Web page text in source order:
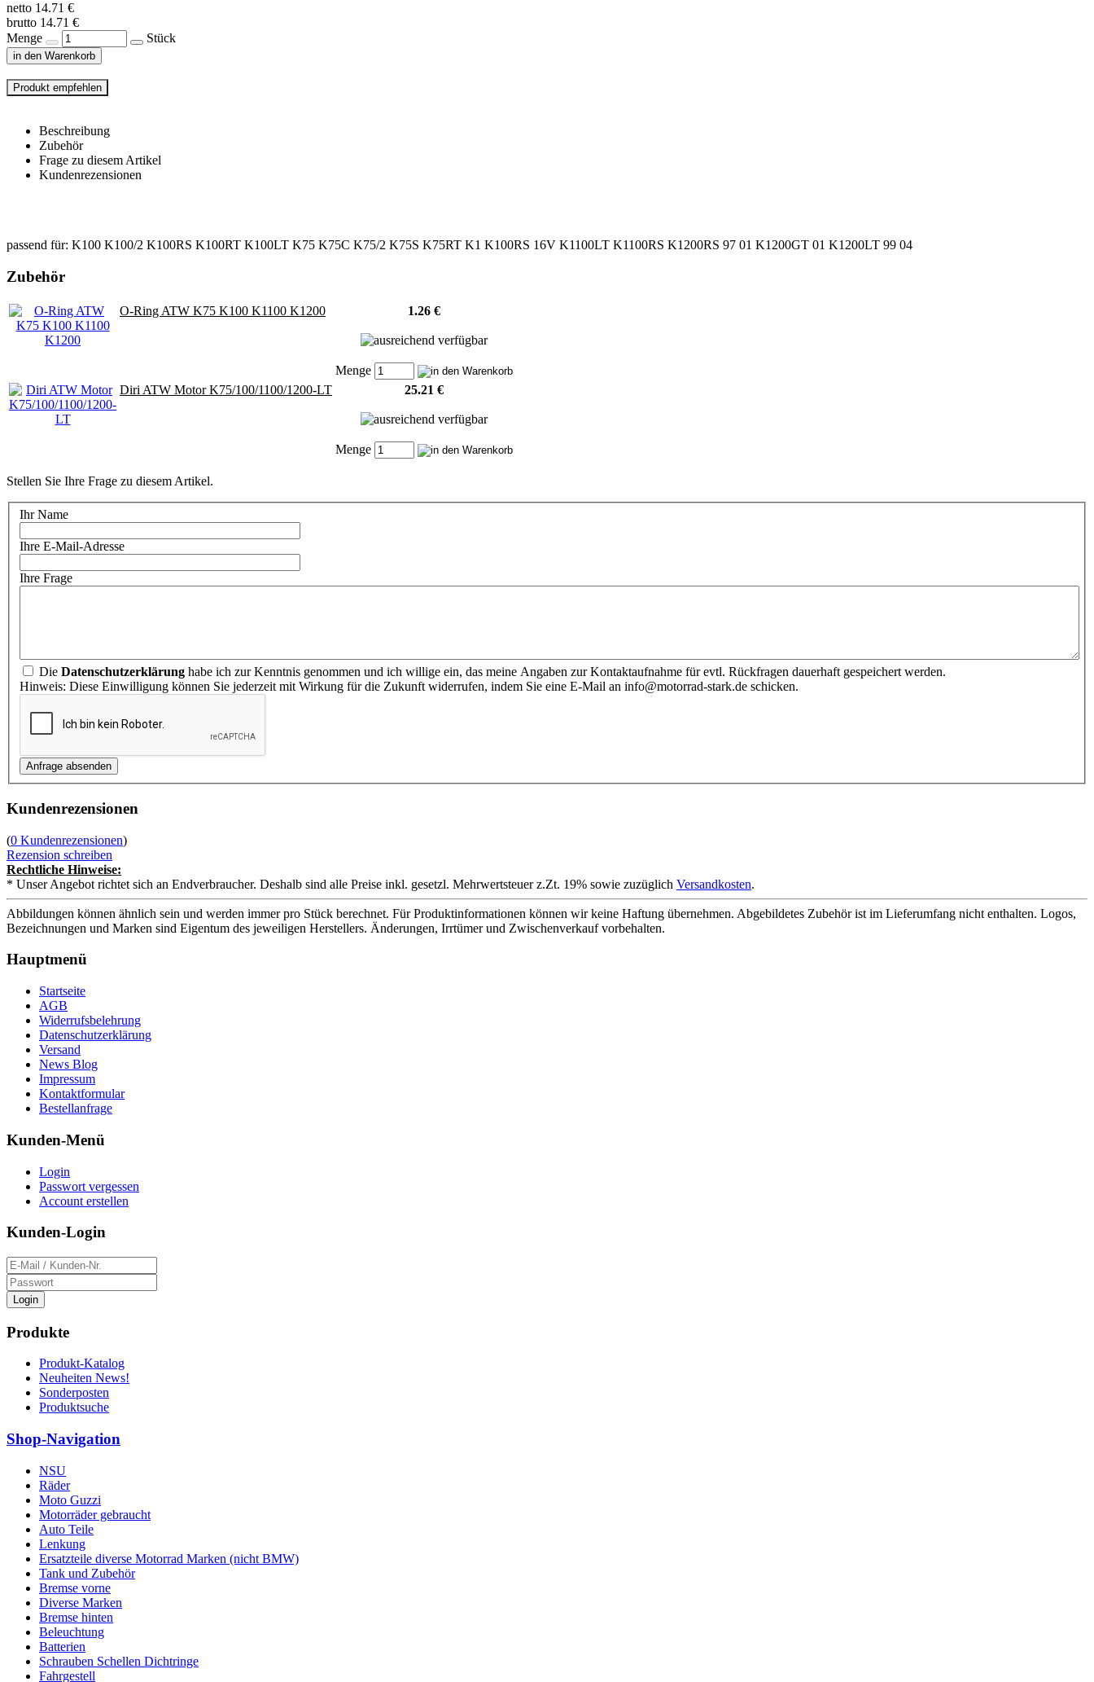
netto 14.71 €
brutto 14.71 €
Menge
Stück
in den Warenkorb
Beschreibung
Zubehör
Frage zu diesem Artikel
Kundenrezensionen
passend für: K100 K100/2 K100RS K100RT K100LT K75 K75C K75/2 K75S K75RT K1 K100RS 16V K1100LT K1100RS K1200RS 97 01 K1200GT 01 K1200LT 99 04
Zubehör
O-Ring ATW K75 K100 K1100 K1200 1.26 €
Menge
Diri ATW Motor K75/100/1100/1200-LT
25.21 €
Menge
Stellen Sie Ihre Frage zu diesem Artikel.
Ihr Name
Ihre E-Mail-Adresse
Ihre Frage
Die Datenschutzerklärung habe ich zur Kenntnis genommen und ich willige ein, das meine Angaben zur Kontaktaufnahme für evtl. Rückfragen dauerhaft gespeichert werden.
Hinweis: Diese Einwilligung können Sie jederzeit mit Wirkung für die Zukunft widerrufen, indem Sie eine E-Mail an info@motorrad-stark.de schicken.
Kundenrezensionen
(0 Kundenrezensionen)
Rezension schreiben
Rechtliche Hinweise:
* Unser Angebot richtet sich an Endverbraucher. Deshalb sind alle Preise inkl. gesetzl. Mehrwertsteuer z.Zt. 19% sowie zuzüglich Versandkosten.
Abbildungen können ähnlich sein und werden immer pro Stück berechnet. Für Produktinformationen können wir keine Haftung übernehmen. Abgebildetes Zubehör ist im Lieferumfang nicht enthalten. Logos,
Bezeichnungen und Marken sind Eigentum des jeweiligen Herstellers. Änderungen, Irrtümer und Zwischenverkauf vorbehalten.
Hauptmenü
Startseite
AGB
Widerrufsbelehrung
Datenschutzerklärung
Versand
News Blog
Impressum
Kontaktformular
Bestellanfrage
Kunden-Menü
Login
Passwort vergessen
Account erstellen
Kunden-Login
Login
Produkte
Produkt-Katalog
Neuheiten News!
Sonderposten
Produktsuche
Shop-Navigation
NSU
Räder
Moto Guzzi
Motorräder gebraucht
Auto Teile
Lenkung
Ersatzteile diverse Motorrad Marken (nicht BMW)
Tank und Zubehör
Bremse vorne
Diverse Marken
Bremse hinten
Beleuchtung
Batterien
Schrauben Schellen Dichtringe
Fahrgestell